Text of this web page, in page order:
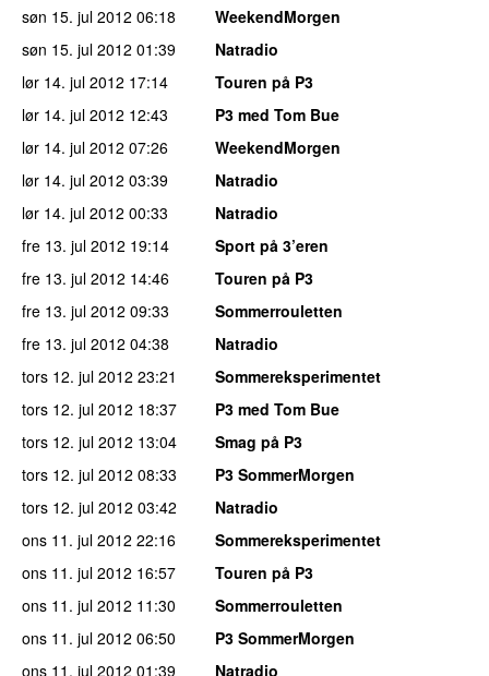
søn 15. jul 2012 06:18
WeekendMorgen
søn 15. jul 2012 01:39
Natradio
lør 14. jul 2012 17:14
Touren på P3
lør 14. jul 2012 12:43
P3 med Tom Bue
lør 14. jul 2012 07:26
WeekendMorgen
lør 14. jul 2012 03:39
Natradio
lør 14. jul 2012 00:33
Natradio
fre 13. jul 2012 19:14
Sport på 3’eren
fre 13. jul 2012 14:46
Touren på P3
fre 13. jul 2012 09:33
Sommerrouletten
fre 13. jul 2012 04:38
Natradio
tors 12. jul 2012 23:21
Sommereksperimentet
tors 12. jul 2012 18:37
P3 med Tom Bue
tors 12. jul 2012 13:04
Smag på P3
tors 12. jul 2012 08:33
P3 SommerMorgen
tors 12. jul 2012 03:42
Natradio
ons 11. jul 2012 22:16
Sommereksperimentet
ons 11. jul 2012 16:57
Touren på P3
ons 11. jul 2012 11:30
Sommerrouletten
ons 11. jul 2012 06:50
P3 SommerMorgen
ons 11. jul 2012 01:39 Natradio